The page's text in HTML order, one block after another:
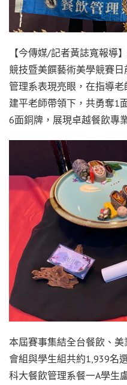
【今傳媒/記者黃誌寬報導
競技暨美饌藝術美學競賽
管理系表現亮眼，在指導
建平老師帶領下，共勇奪1
6面銅牌，展現卓越餐飲專
本屆賽事集結全台餐飲、
會組與學生組共約1,939名
科大餐飲管理系餐一A學生